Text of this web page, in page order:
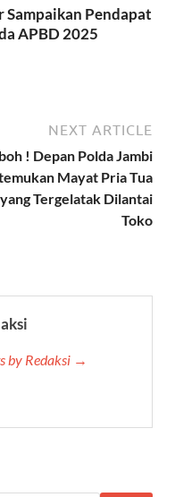
Sampaikan Pendapat
APBD 2025
NEXT ARTICLE
! Depan Polda Jambi
Mayat Pria Tua
yang Tergelatak Dilantai
Toko
by Redaksi →